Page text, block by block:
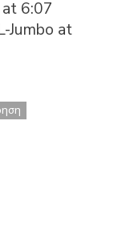
at 6:07
Jumbo at